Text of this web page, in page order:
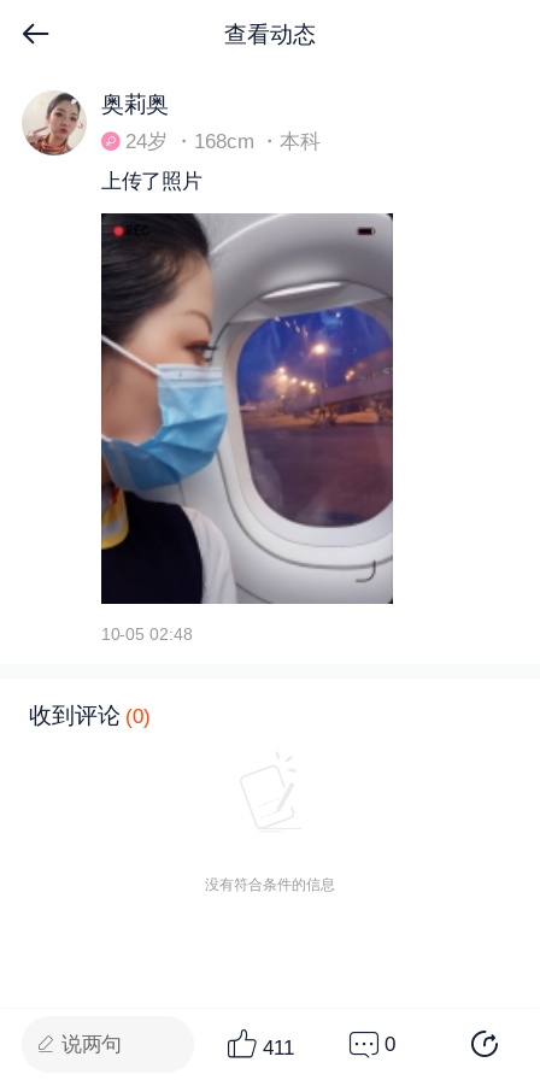
查看动态
下拉刷新
奥莉奥
24岁 ・168cm ・本科
上传了照片
10-05 02:48
收到评论 (0)
没有符合条件的信息
说两句 411 0